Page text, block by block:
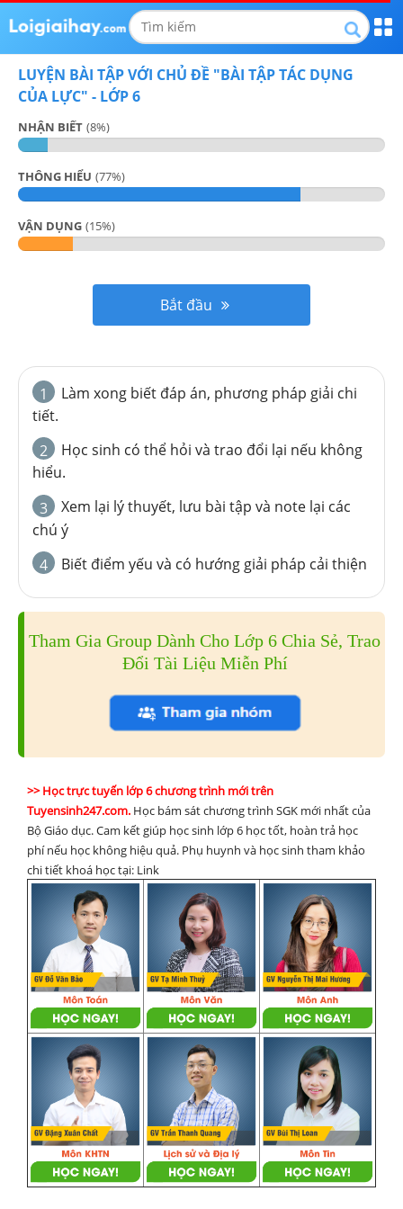
LUYỆN BÀI TẬP VỚI CHỦ ĐỀ "BÀI TẬP TÁC DỤNG
CỦA LỰC" - LỚP 6
NHẬN BIẾT (8%)
THÔNG HIỂU (77%)
VẬN DỤNG (15%)
Bắt đầu
1
Làm xong biết đáp án, phương pháp giải chi
tiết.
2
Học sinh có thể hỏi và trao đổi lại nếu không
hiểu.
3
Xem lại lý thuyết, lưu bài tập và note lại các
chú ý
4
Biết điểm yếu và có hướng giải pháp cải thiện
Tham Gia Group Dành Cho Lớp 6 Chia Sẻ, Trao
Đổi Tài Liệu Miễn Phí
>> Học trực tuyến lớp 6 chương trình mới trên
Tuyensinh247.com. Học bám sát chương trình SGK mới nhất của
Bộ Giáo dục. Cam kết giúp học sinh lớp 6 học tốt, hoàn trả học
phí nếu học không hiệu quả. Phụ huynh và học sinh tham khảo
chi tiết khoá học tại: Link